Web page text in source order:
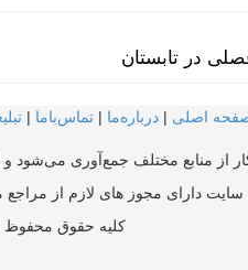
در تابستان
اصلی | درباره‌ما | تماس‌با‌ما |
از منابع مختلف جمع‌آوری می‌شود و
دارای مجوز های لازم از
کلیه حقوق